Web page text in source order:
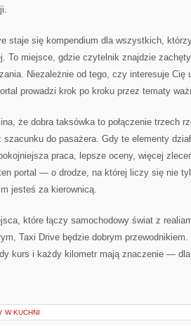
staje się kompendium dla wszystkich,
To miejsce, gdzie czytelnik znajdzie
Niezależnie od tego, czy interesuje Cię
prowadzi krok po kroku przez tematy
że dobra taksówka to połączenie trzech
szacunku do pasażera. Gdy te elementy
praca, lepsze oceny, więcej
portal — o drodze, na której liczy się nie
jesteś za kierownicą.
które łączy samochodowy świat z
Taxi Drive będzie dobrym
kurs i każdy kilometr mają znaczenie —
W KUCHNI